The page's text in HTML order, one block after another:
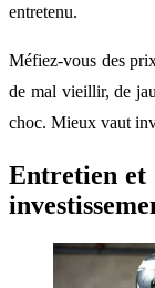
entretenu.
Méfiez-vous des
de mal vieillir, de
choc. Mieux vaut
Entretien